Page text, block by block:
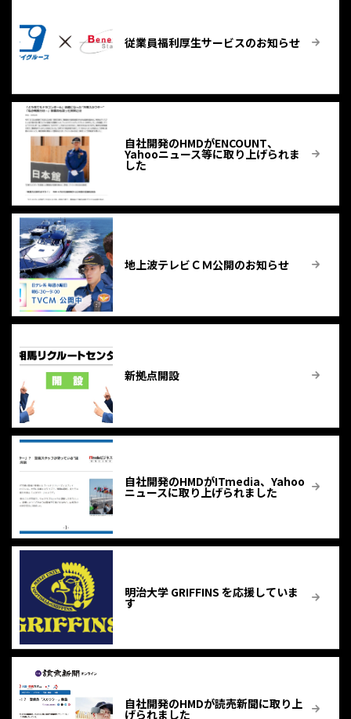
従業員福利厚生サービスのお知らせ
自社開発のHMDがENCOUNT、
Yahooニュース等に取り上げられま
した
地上波テレビＣＭ公開のお知らせ
新拠点開設
自社開発のHMDがITmedia、Yahoo
ニュースに取り上げられました
明治大学 GRIFFINS を応援していま
す
自社開発のHMDが読売新聞に取り上
げられました